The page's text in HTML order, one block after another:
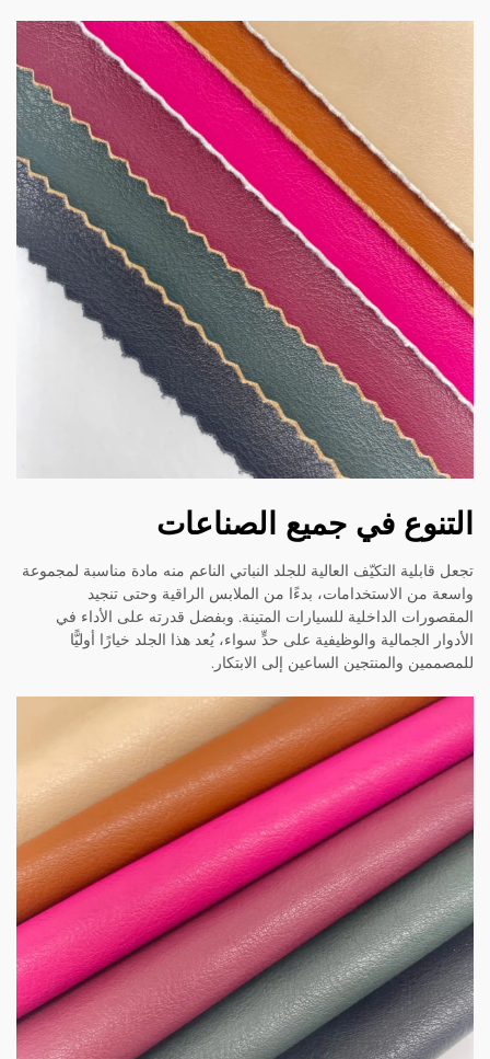
التنوع في جميع الصناعات
تجعل قابلية التكيّف العالية للجلد النباتي الناعم منه مادة مناسبة لمجموعة
واسعة من الاستخدامات، بدءًا من الملابس الراقية وحتى تنجيد
المقصورات الداخلية للسيارات المتينة. وبفضل قدرته على الأداء في
الأدوار الجمالية والوظيفية على حدٍّ سواء، يُعد هذا الجلد خيارًا أوليًّا
للمصممين والمنتجين الساعين إلى الابتكار.